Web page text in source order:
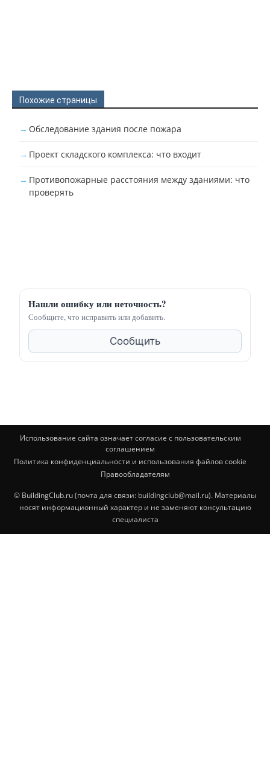
Похожие страницы
Обследование здания после пожара
Проект складского комплекса: что входит
Противопожарные расстояния между зданиями: что
проверять
Нашли ошибку или неточность?
Сообщите, что исправить или добавить.
Сообщить
Использование сайта означает согласие с пользовательским
соглашением
Политика конфиденциальности и использования файлов cookie
Правообладателям
© BuildingClub.ru (почта для связи: buildingclub@mail.ru). Материалы
носят информационный характер и не заменяют консультацию
специалиста